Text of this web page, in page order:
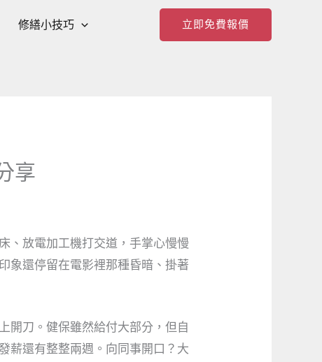
修繕小技巧 立即免費報價
享
、放電加工機打交道，手掌心慢慢
象還停留在電影裡那種昏暗、掛著
開刀。健保雖然給付大部分，但自
薪還有整整兩週。向同事開口？大